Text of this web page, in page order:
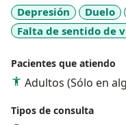
Depresión Duelo
Falta de sentido de
Pacientes que atiendo
Adultos (Sólo en
Tipos de consulta